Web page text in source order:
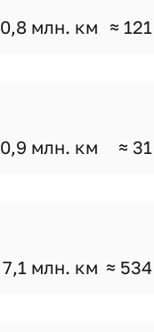
0,8 млн. км ≈
0,9 млн. км ≈
7,1 млн. км ≈